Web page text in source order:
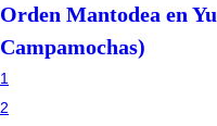
Orden Mantodea en
Campamochas)
1
2